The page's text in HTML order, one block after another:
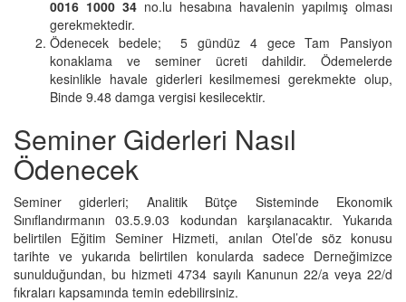
0016 1000 34 no.lu hesabına havalenin yapılmış olması
gerekmektedir.
Ödenecek bedele; 5 gündüz 4 gece Tam Pansiyon
konaklama ve seminer ücreti dahildir. Ödemelerde
kesinlikle havale giderleri kesilmemesi gerekmekte olup,
Binde 9.48 damga vergisi kesilecektir.
Seminer Giderleri Nasıl
Ödenecek
Seminer giderleri; Analitik Bütçe Sisteminde Ekonomik
Sınıflandırmanın 03.5.9.03 kodundan karşılanacaktır. Yukarıda
belirtilen Eğitim Seminer Hizmeti, anılan Otel’de söz konusu
tarihte ve yukarıda belirtilen konularda sadece Derneğimizce
sunulduğundan, bu hizmeti 4734 sayılı Kanunun 22/a veya 22/d
fıkraları kapsamında temin edebilirsiniz.